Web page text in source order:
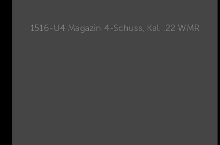
1516-U4 Magazin 4-Schuss, Kal. .22 WMR